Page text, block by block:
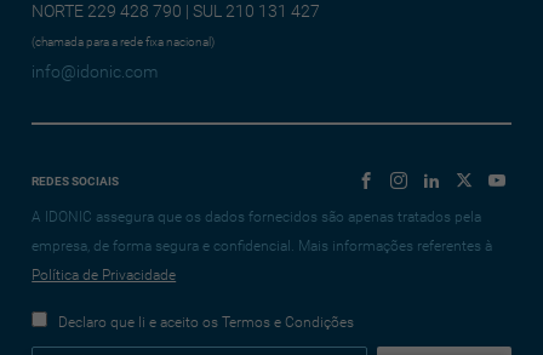
NORTE 229 428 790 | SUL 210 131 427
(chamada para a rede fixa nacional)
info@idonic.com
REDES SOCIAIS
A IDONIC assegura que os dados fornecidos são apenas tratados pela
empresa, de forma segura e confidencial. Mais informações referentes à
Política de Privacidade
Declaro que li e aceito os Termos e Condições